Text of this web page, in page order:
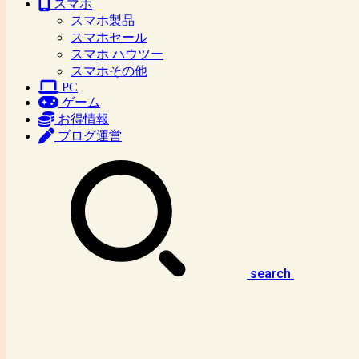
スマホ
スマホ製品
スマホセール
スマホ ハウツー
スマホその他
PC
ゲーム
お得情報
ブログ運営
search